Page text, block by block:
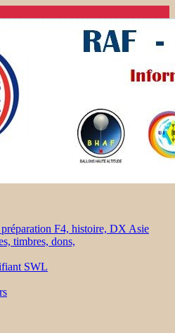
F4, histoire, DX Asie
timbres, dons,
SWL